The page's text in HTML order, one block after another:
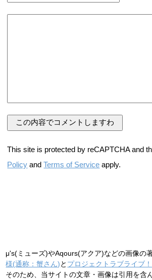
This site is protected by reCAPTCHA and
Policy andTerms of Service apply.
μ's(ミューズ)やAqours(アクア)などの画像の
様(通称：蟹さん)と プロジェクトラブライブ！
そのため、当サイトの文章・画像は引用を含